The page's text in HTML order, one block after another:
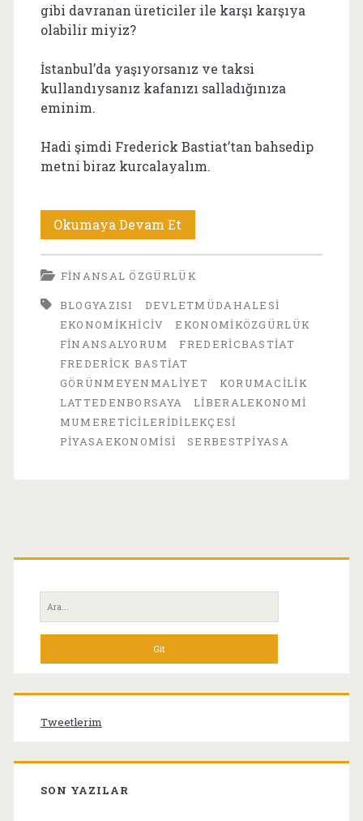
gibi davranan üreticiler ile karşı karşıya
olabilir miyiz?
İstanbul’da yaşıyorsanız ve taksi
kullandıysanız kafanızı salladığınıza
eminim.
Hadi şimdi Frederick Bastiat’tan bahsedip
metni biraz kurcalayalım.
Okumaya Devam Et
Yasaklayalım
mı?
Frédéric
Bastiat’tan
Ekonomiye
Mizahi
Bir
FINANSAL ÖZGÜRLÜK
BLOGYAZISI
DEVLETMÜDAHALESI
EKONOMIKHICIV
EKONOMIKÖZGÜRLÜK
FINANSALYORUM
FREDERICBASTIAT
FREDERICK BASTIAT
GÖRÜNMEYENMALIYET
KORUMACILIK
LATTEDENBORSAYA
LIBERALEKONOMI
MUMERETICILERIDILEKÇESI
PIYASAEKONOMISI
SERBESTPIYASA
Birincil
Yan
Menü
Ara:
Tweetlerim
SON YAZILAR